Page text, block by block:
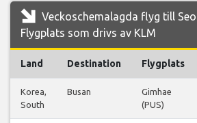
Veckoschemalagda flyg till
Flygplats som drivs av KLM
Land Destination Flygplats
Korea,
South
Busan
Gimhae
(PUS)